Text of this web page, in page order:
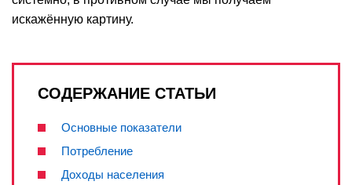
искажённую картину.
СОДЕРЖАНИЕ СТАТЬИ
Основные показатели
Потребление
Доходы населения